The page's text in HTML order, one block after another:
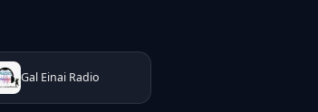
Gal Einai Radio